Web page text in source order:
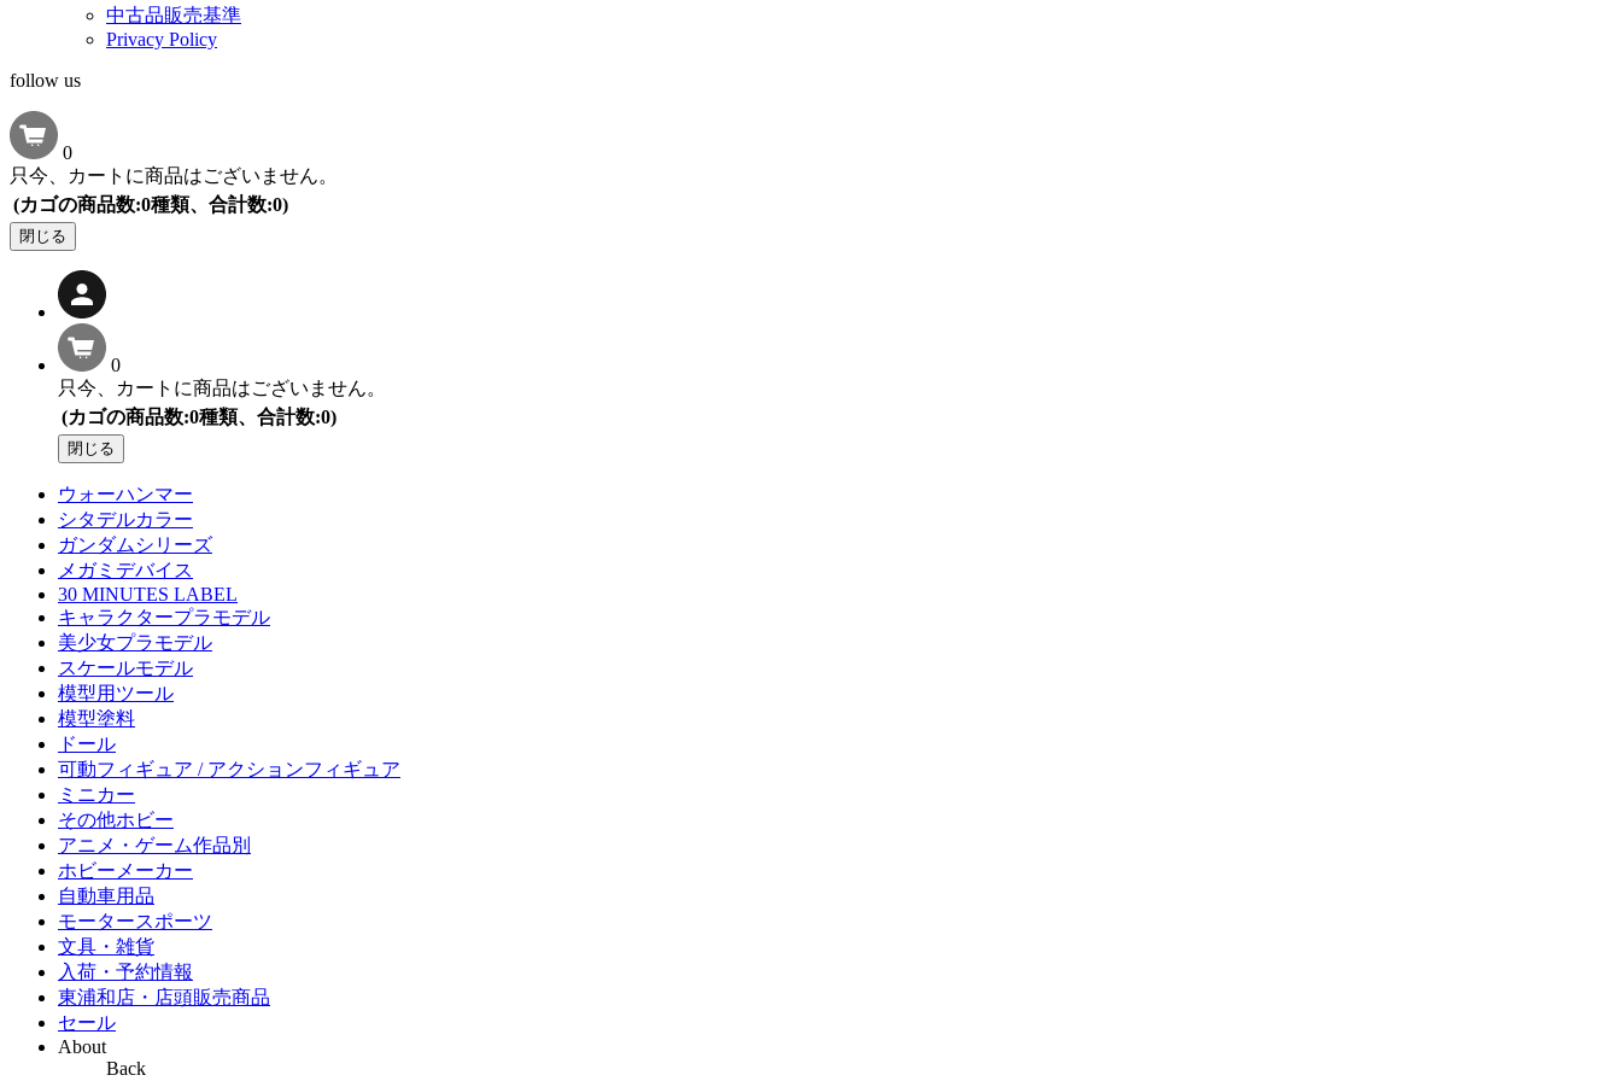
中古品販売基準
Privacy Policy
follow us
0
只今、カートに商品はございません。
(カゴの商品数:0種類、合計数:0)
閉じる
0
只今、カートに商品はございません。
(カゴの商品数:0種類、合計数:0)
閉じる
ウォーハンマー
シタデルカラー
ガンダムシリーズ
メガミデバイス
30 MINUTES LABEL
キャラクタープラモデル
美少女プラモデル
スケールモデル
模型用ツール
模型塗料
ドール
可動フィギュア / アクションフィギュア
ミニカー
その他ホビー
アニメ・ゲーム作品別
ホビーメーカー
自動車用品
モータースポーツ
文具・雑貨
入荷・予約情報
東浦和店・店頭販売商品
セール
About
Back